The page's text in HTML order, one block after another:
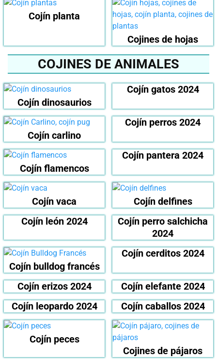
Cojín planta
Cojines de hojas
COJINES DE ANIMALES
Cojín dinosaurios
Cojín gatos 2024
Cojín carlino
Cojín perros 2024
Cojín flamencos
Cojín pantera 2024
Cojín vaca
Cojín delfines
Cojín león 2024
Cojín perro salchicha
2024
Cojín bulldog francés
Cojín cerditos 2024
Cojín erizos 2024
Cojín elefante 2024
Cojín leopardo 2024
Cojín caballos 2024
Cojín peces
Cojines de pájaros